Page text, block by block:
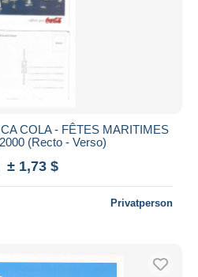
COLA - FÊTES MARITIMES
(Recto - Verso)
± 1,73 $
Privatperson